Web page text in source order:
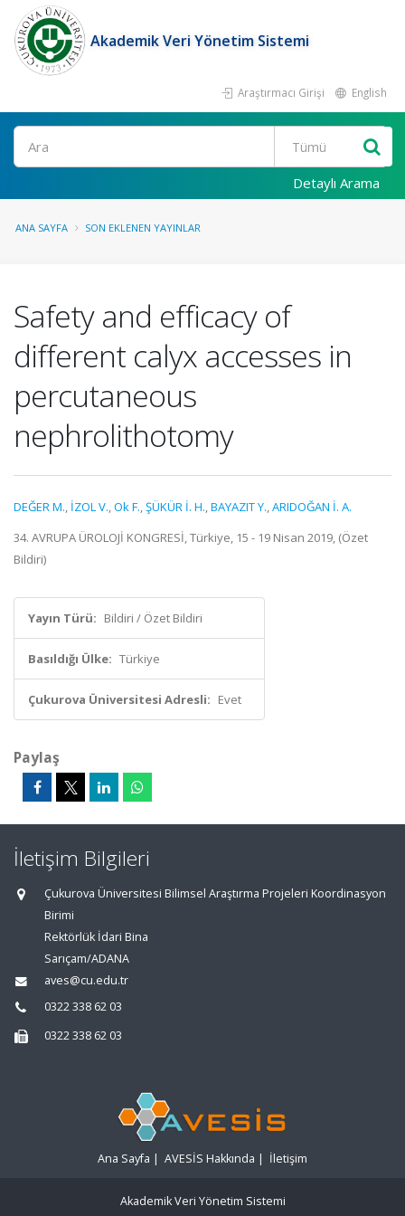
Akademik Veri Yönetim Sistemi
Araştırmacı Girişi English
Ara
Detaylı Arama
ANA SAYFA SON EKLENEN YAYINLAR
Safety and efficacy of
different calyx accesses in
percutaneous
nephrolithotomy
DEĞER M., İZOL V.,Ok F.,ŞÜKÜR İ. H.,BAYAZIT Y.,ARIDOĞAN İ. A.
34. AVRUPA ÜROLOJİ KONGRESİ, Türkiye, 15 - 19 Nisan 2019, (Özet
Bildiri)
Yayın Türü: Bildiri / Özet Bildiri
Basıldığı Ülke: Türkiye
Çukurova Üniversitesi Adresli: Evet
Paylaş
İletişim Bilgileri
Çukurova Üniversitesi Bilimsel Araştırma Projeleri Koordinasyon
Birimi
Rektörlük İdari Bina
Sarıçam/ADANA
aves@cu.edu.tr
0322 338 62 03
0322 338 62 03
Ana Sayfa | AVESİS Hakkında | İletişim
Akademik Veri Yönetim Sistemi